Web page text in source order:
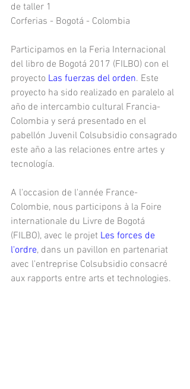
de taller 1
Corferias - Bogotá - Colombia
Participamos en la Feria Internacional
del libro de Bogotá 2017 (FILBO) con el
proyecto Las fuerzas del orden. Este
proyecto ha sido realizado en paralelo al
año de intercambio cultural Francia-
Colombia y será presentado en el
pabellón Juvenil Colsubsidio consagrado
este año a las relaciones entre artes y
tecnología.
A l'occasion de l'année France-
Colombie, nous participons à la Foire
internationale du Livre de Bogotá
(FILBO), avec le projet Les forces de
l'ordre, dans un pavillon en partenariat
avec l'entreprise Colsubsidio consacré
aux rapports entre arts et technologies.